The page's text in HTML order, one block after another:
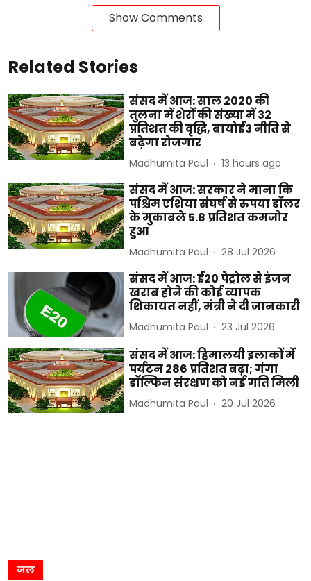
Show Comments
Related Stories
संसद में आज: साल 2020 की
तुलना में शेरों की संख्या में 32
प्रतिशत की वृद्धि, बायोई3 नीति से
बढ़ेगा रोजगार
Madhumita Paul 13 hours ago
संसद में आज: सरकार ने माना कि
पश्चिम एशिया संघर्ष से रुपया डॉलर
के मुकाबले 5.8 प्रतिशत कमजोर
हुआ
Madhumita Paul 28 Jul 2026
संसद में आज: ई20 पेट्रोल से इंजन
खराब होने की कोई व्यापक
शिकायत नहीं, मंत्री ने दी जानकारी
Madhumita Paul 23 Jul 2026
संसद में आज: हिमालयी इलाकों में
पर्यटन 286 प्रतिशत बढ़ा; गंगा
डॉल्फिन संरक्षण को नई गति मिली
Madhumita Paul 20 Jul 2026
जल